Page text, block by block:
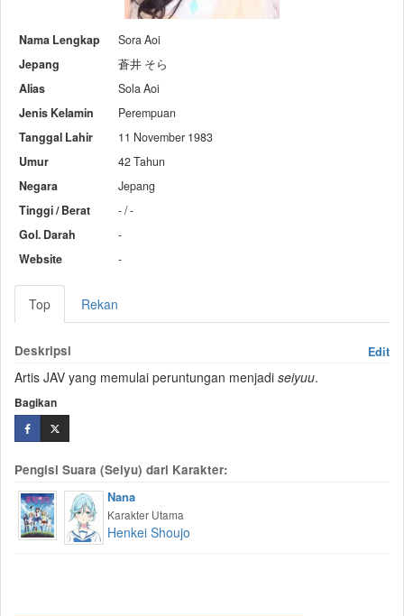
Nama Lengkap
Sora Aoi
Jepang
蒼井 そら
Alias
Sola Aoi
Jenis Kelamin
Perempuan
Tanggal Lahir
11 November 1983
Umur
42 Tahun
Negara
Jepang
Tinggi / Berat
- / -
Gol. Darah
-
Website
-
Top Rekan
Deskripsi Edit
Artis JAV yang memulai peruntungan menjadi seiyuu.
Bagikan
Pengisi Suara (Seiyu) dari Karakter:
Nana
Karakter Utama
Henkei Shoujo